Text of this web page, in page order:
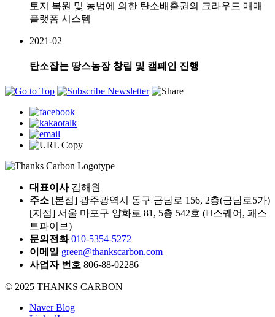
토지 복원 및 농법에 의한 탄소배출권의 크라우드 매매
플랫폼 시스템
2021-02
탄소잡는 땅스농장 창립 및 캠페인 진행
대표이사김해원
주소 [본점] 광주광역시 동구 금남로 156, 2층(금남로5가)
[지점] 서울 마포구 양화로 81, 5층 542호 (H스퀘어, 패스
트파이브)
문의전화 010-5354-5272
이메일 green@thankscarbon.com
사업자 번호 806-88-02286
© 2025 THANKS CARBON
Naver Blog